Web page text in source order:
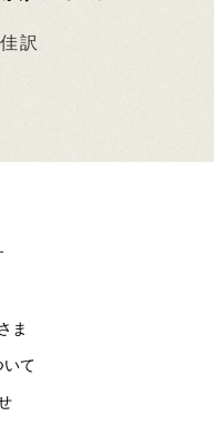
訳
ま
いて